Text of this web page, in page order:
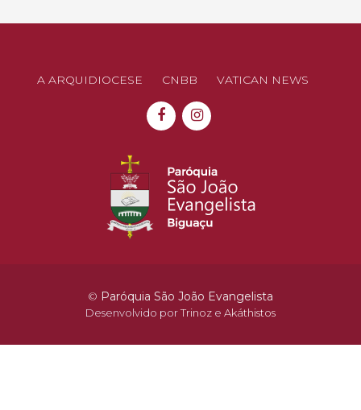
A ARQUIDIOCESE CNBB VATICAN NEWS
© Paróquia São João Evangelista
Desenvolvido porTrinoz e Akáthistos